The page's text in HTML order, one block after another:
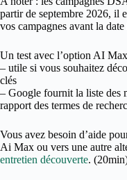
partir de septembre 2026, il
vos campagnes avant la
Un test avec l’option AI
– utile si vous souhaitez
clés
– Google fournit la liste des
rapport des termes de
Vous avez besoin d’aide
Ai Max ou vers une autre
entretien découverte.